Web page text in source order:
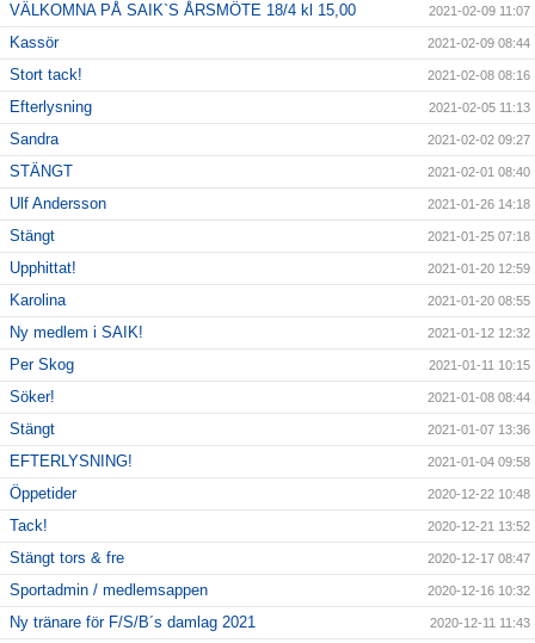
VÄLKOMNA PÅ SAIK`S ÅRSMÖTE 18/4 kl 15,00 2021-02-09 11:07
Kassör 2021-02-09 08:44
Stort tack! 2021-02-08 08:16
Efterlysning 2021-02-05 11:13
Sandra 2021-02-02 09:27
STÄNGT 2021-02-01 08:40
Ulf Andersson 2021-01-26 14:18
Stängt 2021-01-25 07:18
Upphittat! 2021-01-20 12:59
Karolina 2021-01-20 08:55
Ny medlem i SAIK! 2021-01-12 12:32
Per Skog 2021-01-11 10:15
Söker! 2021-01-08 08:44
Stängt 2021-01-07 13:36
EFTERLYSNING! 2021-01-04 09:58
Öppetider 2020-12-22 10:48
Tack! 2020-12-21 13:52
Stängt tors & fre 2020-12-17 08:47
Sportadmin / medlemsappen 2020-12-16 10:32
Ny tränare för F/S/B´s damlag 2021 2020-12-11 11:43